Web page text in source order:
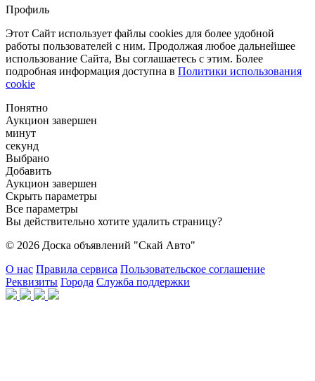
Профиль
Этот Сайт использует файлы cookies для более удобной
работы пользователей с ним. Продолжая любое дальнейшее
использование Сайта, Вы соглашаетесь с этим. Более
подробная информация доступна в Политики использования
cookie
Понятно
Аукцион завершен
минут
секунд
Выбрано
Добавить
Аукцион завершен
Скрыть параметры
Все параметры
Вы действительно хотите удалить страницу?
© 2026 Доска объявлений "Скай Авто"
О нас Правила сервиса Пользовательское соглашение
Реквизиты Города Служба поддержки